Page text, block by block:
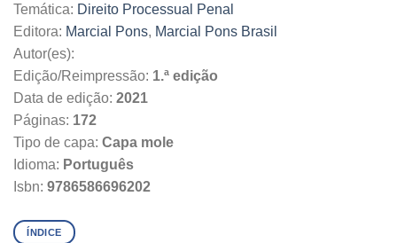
18.86€.16.97€.
Temática: Direito Processual Penal
Editora: Marcial Pons, Marcial Pons Brasil
Autor(es):
Edição/Reimpressão: 1.ª edição
Data de edição: 2021
Páginas: 172
Tipo de capa: Capa mole
Idioma: Português
Isbn: 9786586696202
ÍNDICE